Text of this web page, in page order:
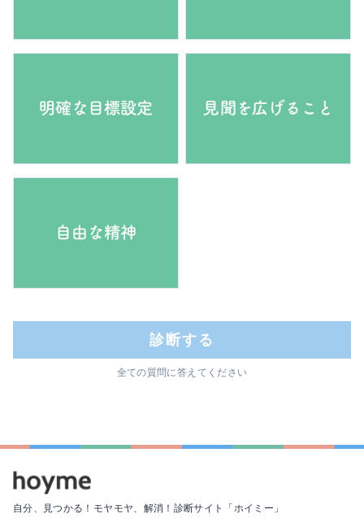
診断する
全ての質問に答えてください
自分、見つかる！モヤモヤ、解消！ 診断サイト「ホイミー」